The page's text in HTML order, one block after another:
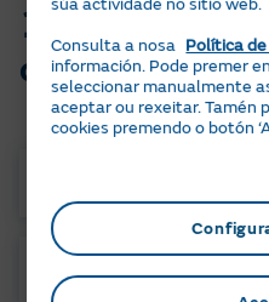
Elixe o
compoñente
Consulta a nosa Política
información. Pode premer
seleccionar manualmente
aceptar ou rexeitar. Tamén
cookies premendo o botón